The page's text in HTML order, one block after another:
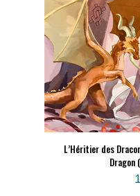
L’Héritier des
Dragon